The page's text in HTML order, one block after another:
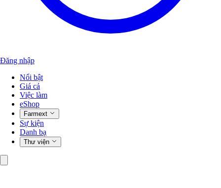
Đăng nhập
Nổi bật
Giá cả
Việc làm
eShop
Farmext
Sự kiện
Danh bạ
Thư viện